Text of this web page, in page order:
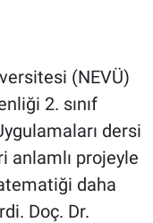
(NEVÜ)
2. sınıf
dersi
anlamlı projeyle
daha
Doç. Dr.